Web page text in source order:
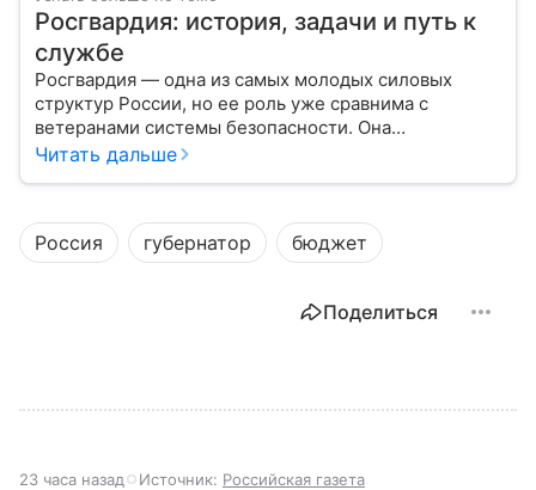
Росгвардия: история, задачи и путь к
службе
Росгвардия — одна из самых молодых силовых
структур России, но ее роль уже сравнима с
ветеранами системы безопасности. Она
одновременно напоминает армию и полицию, но
Читать дальше
Россия губернатор бюджет
Поделиться
23 часа назад Источник: Российская газета